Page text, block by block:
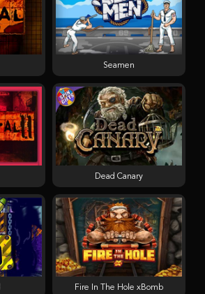
Seamen
Fire In The Hole xBomb
Dead Canary